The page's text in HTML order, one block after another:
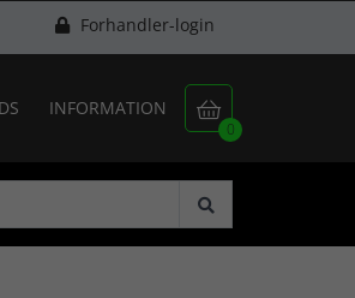
Forhandler-login

0
INFORMATION